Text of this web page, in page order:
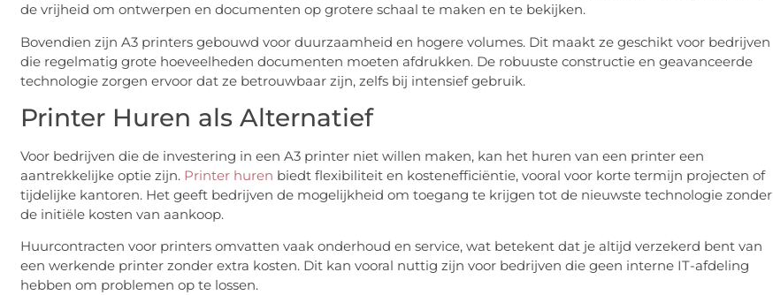
de vrijheid om ontwerpen en documenten op grotere schaal te maken en te bekijken.
Bovendien zijn A3 printers gebouwd voor duurzaamheid en hogere volumes. Dit maakt ze geschikt voor bedrijven
die regelmatig grote hoeveelheden documenten moeten afdrukken. De robuuste constructie en geavanceerde
technologie zorgen ervoor dat ze betrouwbaar zijn, zelfs bij intensief gebruik.
Printer Huren als Alternatief
Voor bedrijven die de investering in een A3 printer niet willen maken, kan het huren van een printer een
aantrekkelijke optie zijn. Printer huren biedt flexibiliteit en kostenefficiëntie, vooral voor korte termijn projecten of
tijdelijke kantoren. Het geeft bedrijven de mogelijkheid om toegang te krijgen tot de nieuwste technologie zonder
de initiële kosten van aankoop.
Huurcontracten voor printers omvatten vaak onderhoud en service, wat betekent dat je altijd verzekerd bent van
een werkende printer zonder extra kosten. Dit kan vooral nuttig zijn voor bedrijven die geen interne IT-afdeling
hebben om problemen op te lossen.